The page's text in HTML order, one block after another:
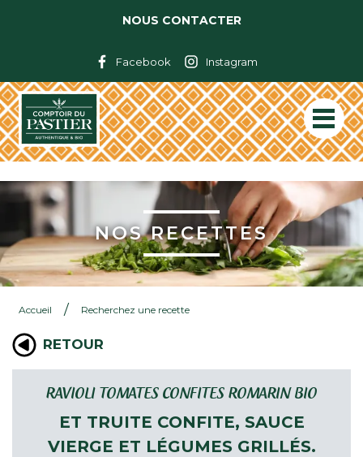
Facebook Instagram
NOUS CONTACTER
NOS RECETTES
Accueil / Recherchez une recette
RETOUR
RAVIOLI TOMATES CONFITES ROMARIN BIO
ET TRUITE CONFITE, SAUCE
VIERGE ET LÉGUMES GRILLÉS.